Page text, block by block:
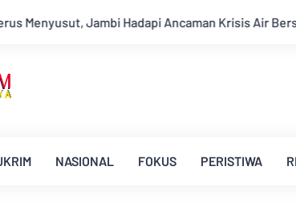
Krisis Air Bersih dan Karhutla Sungai
NASIONAL FOKUS PERISTIWA